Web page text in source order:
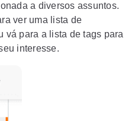
a diversos assuntos.
ver uma lista de
vá para a lista de tags para
interesse.